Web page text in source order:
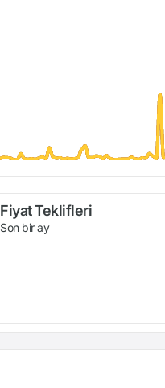
Fiyat Teklifleri
Son bir ay